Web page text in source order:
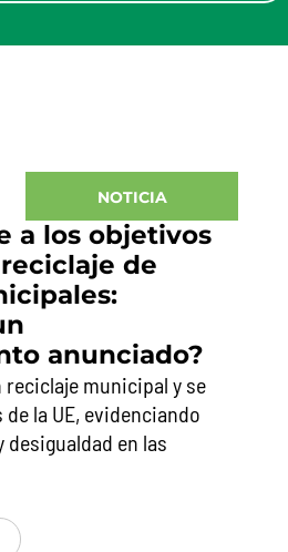
NOTICIA
a los objetivos
de
anunciado?
reciclaje municipal y se
la UE, evidenciando
en las